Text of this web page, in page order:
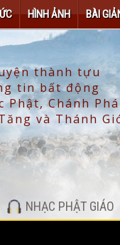
HÌNH ẢNH BÀI
NHẠC PHẬT GIÁO